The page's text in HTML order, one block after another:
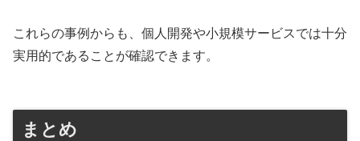
これらの事例からも、個人開発や小規模サービスでは十分
実用的であることが確認できます。
まとめ